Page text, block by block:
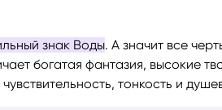
знак Воды. А значит все
богатая фантазия, высокие
тонкость и